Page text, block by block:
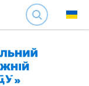
SEARCH